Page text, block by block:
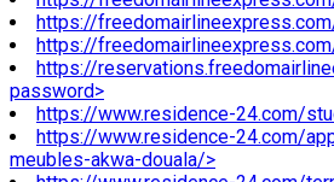
https://
https://
https://
password>
https://www.residence-24.com/
https://www.residence-24.com/
meubles-akwa-douala/>